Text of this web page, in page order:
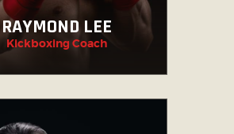
RAYMOND LEE
Kickboxing Coach